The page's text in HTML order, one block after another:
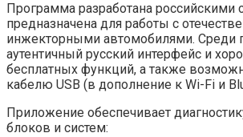
Программа разработана российскими
предназначена для работы с
инжекторными автомобилями. Среди
аутентичный русский интерфейс и
бесплатных функций, а также
кабелю USB (в дополнение к Wi-Fi и
Приложение обеспечивает
блоков и систем: